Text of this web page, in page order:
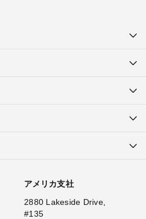
アメリカ支社
2880 Lakeside Drive,
#135